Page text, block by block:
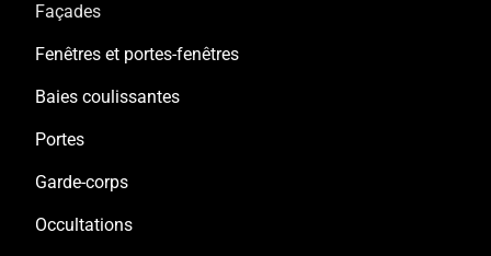
Façades
Fenêtres et portes-fenêtres
Baies coulissantes
Portes
Garde-corps
Occultations